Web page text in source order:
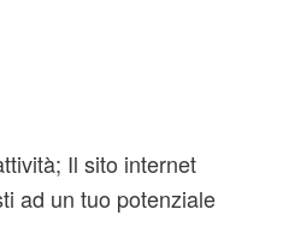
Il sito internet
ad un tuo potenziale